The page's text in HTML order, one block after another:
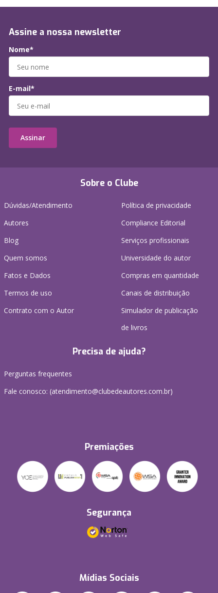
Sobre o Clube
Dúvidas/Atendimento
Autores
Blog
Quem somos
Fatos e Dados
Termos de uso
Contrato com o Autor
Política de privacidade
Compliance Editorial
Serviços profissionais
Universidade do autor
Compras em quantidade
Canais de distribuição
Simulador de publicação
de livros
Precisa de ajuda?
Perguntas frequentes
Fale conosco: (atendimento@clubedeautores.com.br)
Premiações
Segurança
Mídias Sociais
Assine a nossa newsletter
Nome*
E-mail*
Assinar